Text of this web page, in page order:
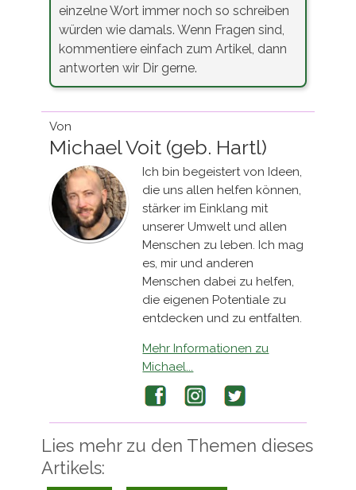
einzelne Wort immer noch so schreiben
würden wie damals. Wenn Fragen sind,
kommentiere einfach zum Artikel, dann
antworten wir Dir gerne.
Von
Michael Voit (geb. Hartl)
Ich bin begeistert von Ideen,
die uns allen helfen können,
stärker im Einklang mit
unserer Umwelt und allen
Menschen zu leben. Ich mag
es, mir und anderen
Menschen dabei zu helfen,
die eigenen Potentiale zu
entdecken und zu entfalten.
Mehr Informationen zu
Michael...
Facebook Instagram
Lies mehr zu den Themen dieses
Artikels: